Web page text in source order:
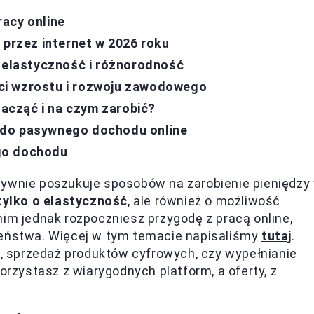
online
internet w 2026 roku
elastyczność i różnorodność
wzrostu i rozwoju zawodowego
i na czym zarobić?
pasywnego dochodu online
dochodu
poszukuje sposobów na zarobienie pieniędzy
o elastyczność, ale również o możliwość
jednak rozpoczniesz przygodę z pracą online,
Więcej w tym temacie napisaliśmy tutaj.
produktów cyfrowych, czy wypełnianie
z wiarygodnych platform, a oferty, z